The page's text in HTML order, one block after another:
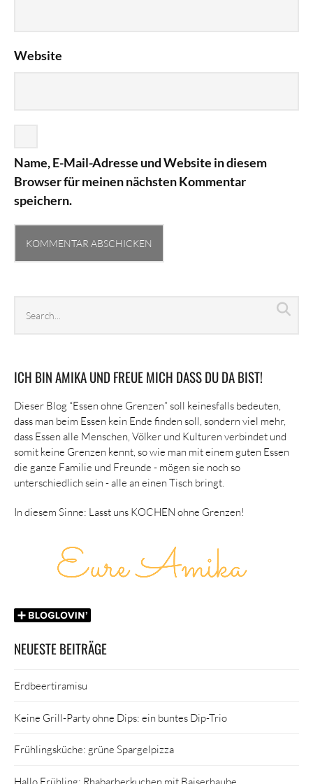
Website
Name, E-Mail-Adresse und Website in diesem
Browser für meinen nächsten Kommentar
speichern.
archives
ICH BIN AMIKA UND FREUE MICH DASS DU DA BIST!
Dieser Blog “Essen ohne Grenzen” soll keinesfalls bedeuten,
dass man beim Essen kein Ende finden soll, sondern viel mehr,
dass Essen alle Menschen, Völker und Kulturen verbindet und
somit keine Grenzen kennt, so wie man mit einem guten Essen
die ganze Familie und Freunde - mögen sie noch so
unterschiedlich sein - alle an einen Tisch bringt.
In diesem Sinne: Lasst uns KOCHEN ohne Grenzen!
NEUESTE BEITRÄGE
Erdbeertiramisu
Keine Grill-Party ohne Dips: ein buntes Dip-Trio
Frühlingsküche: grüne Spargelpizza
Hallo Frühling: Rhabarberkuchen mit Baiserhaube